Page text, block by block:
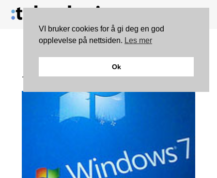
Få tilgang til gjemte
temaer i Windows 7
VI bruker cookies for å gi deg en god
opplevelse på nettsiden. Les mer
Ok